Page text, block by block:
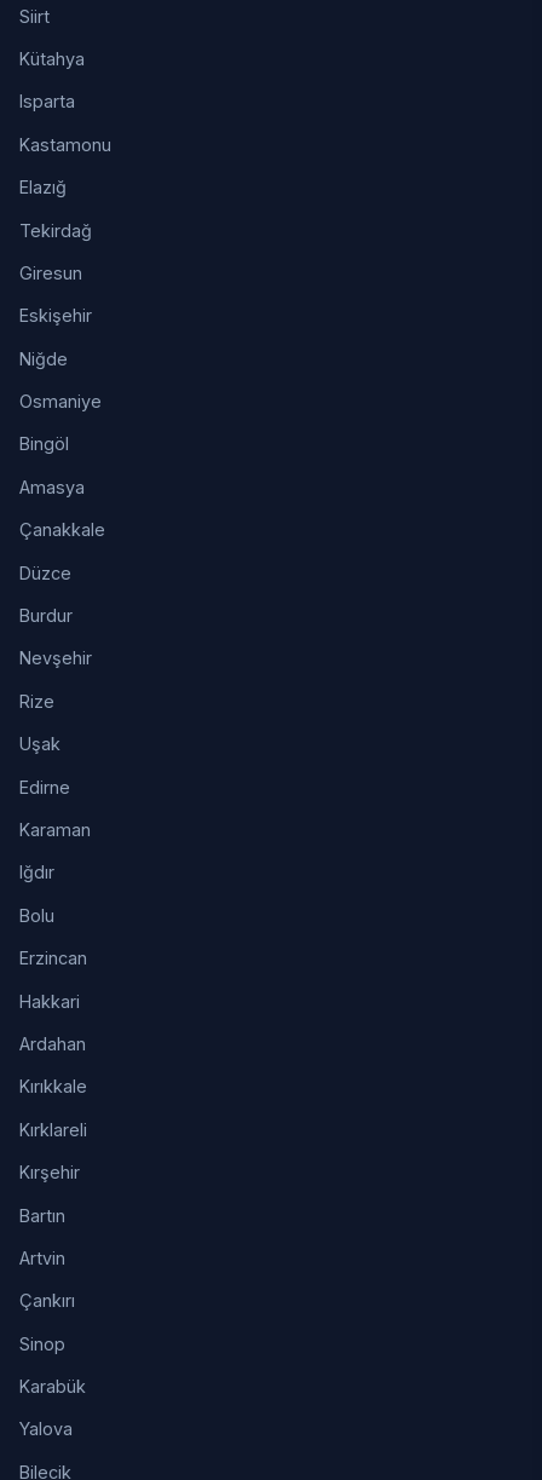
Siirt
Kütahya
Isparta
Kastamonu
Elazığ
Tekirdağ
Giresun
Eskişehir
Niğde
Osmaniye
Bingöl
Amasya
Çanakkale
Düzce
Burdur
Nevşehir
Rize
Uşak
Edirne
Karaman
Iğdır
Bolu
Erzincan
Hakkari
Ardahan
Kırıkkale
Kırklareli
Kırşehir
Bartın
Artvin
Çankırı
Sinop
Karabük
Yalova
Bilecik